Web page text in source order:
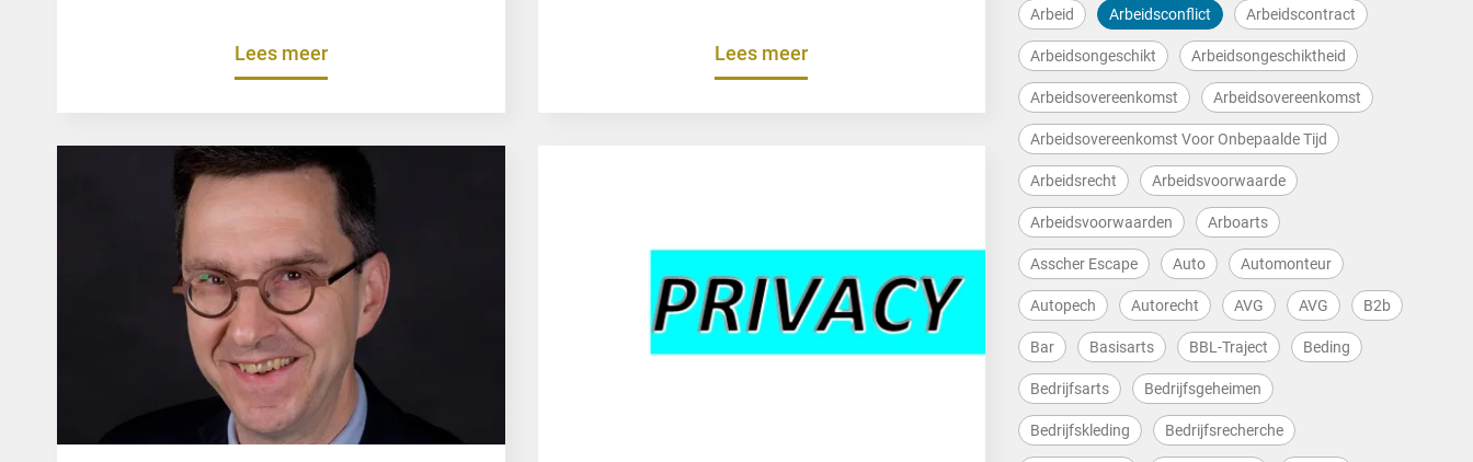
Lees meer Lees meer
Arbeid Arbeidsconflict Arbeidscontract
Arbeidsongeschikt Arbeidsongeschiktheid
Arbeidsovereenkomst Arbeidsovereenkomst
Arbeidsovereenkomst Voor Onbepaalde Tijd
Arbeidsrecht Arbeidsvoorwaarde
Arbeidsvoorwaarden Arboarts
Asscher Escape Auto Automonteur
Autopech Autorecht AVG AVG B2b
Bar Basisarts BBL-Traject Beding
Bedrijfsarts Bedrijfsgeheimen
Bedrijfskleding Bedrijfsrecherche